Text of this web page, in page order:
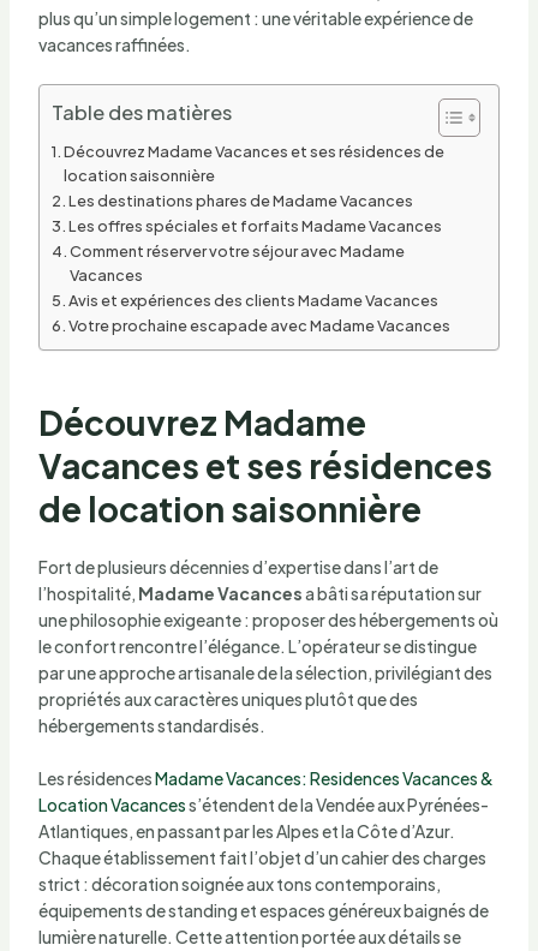
plus qu’un simple logement : une véritable expérience de
vacances raffinées.
Table des matières
Découvrez Madame Vacances et ses résidences de
location saisonnière
Les destinations phares de Madame Vacances
Les offres spéciales et forfaits Madame Vacances
Comment réserver votre séjour avec Madame
Vacances
Avis et expériences des clients Madame Vacances
Votre prochaine escapade avec Madame Vacances
Découvrez Madame
Vacances et ses résidences
de location saisonnière
Fort de plusieurs décennies d’expertise dans l’art de
l’hospitalité, Madame Vacancesa bâti sa réputation sur
une philosophie exigeante : proposer des hébergements où
le confort rencontre l’élégance. L’opérateur se distingue
par une approche artisanale de la sélection, privilégiant des
propriétés aux caractères uniques plutôt que des
hébergements standardisés.
Les résidencesMadame Vacances: Residences Vacances &
Location Vacancess’étendent de la Vendée aux Pyrénées-
Atlantiques, en passant par les Alpes et la Côte d’Azur.
Chaque établissement fait l’objet d’un cahier des charges
strict : décoration soignée aux tons contemporains,
équipements de standing et espaces généreux baignés de
lumière naturelle. Cette attention portée aux détails se